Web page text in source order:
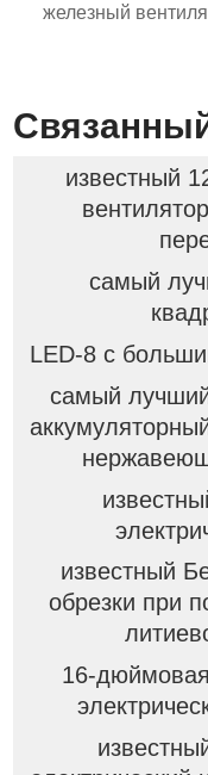
железный
известный
самый
LED-8 с
самый
известный
обрезки при
16-